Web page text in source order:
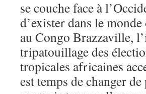
se couche face à
d’exister dans le
au Congo Brazzaville,
tripatouillage des
tropicales africaines
est temps de changer